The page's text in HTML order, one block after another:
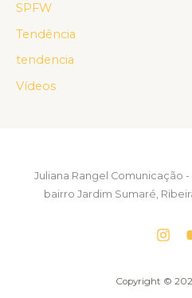
SPFW
Tendência
tendencia
Vídeos
Juliana Rangel Comunicação -
bairro Jardim Sumaré,
Copyright ©